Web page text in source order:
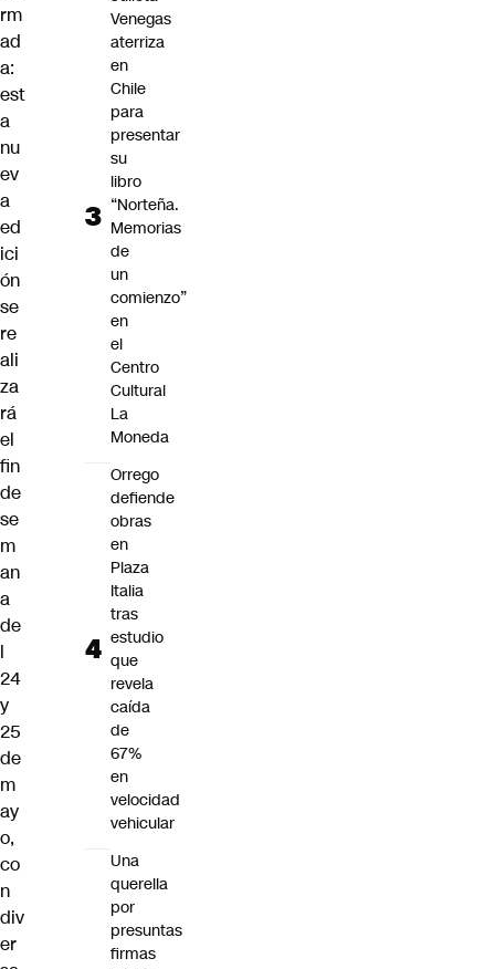
rm
ad
a:
est
a
nu
ev
a
ed
ici
ón
se
re
ali
za
rá
el
fin
de
se
m
an
a
de
l
24
y
25
de
m
ay
o,
co
n
div
er
Venegas
aterriza
en
Chile
para
presentar
su
libro
“Norteña.
Memorias
de
un
comienzo”
en
el
Centro
Cultural
La
Moneda
Orrego
defiende
obras
en
Plaza
Italia
tras
estudio
que
revela
caída
de
67%
en
velocidad
vehicular
Una
querella
por
presuntas
firmas